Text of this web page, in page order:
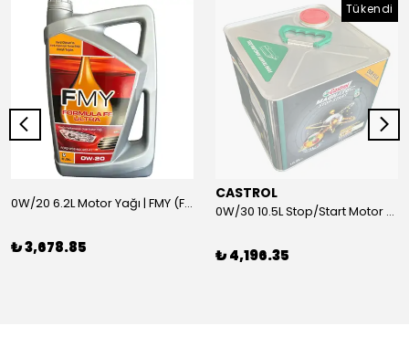
0W/20 6.2L Motor Yağı | FMY (Ford Motor Yağları)
₺ 3,678.85
Tükendi
CASTROL
0W/30 10.5L Stop/Start Motor Yağı | CASTROL
₺ 4,196.35